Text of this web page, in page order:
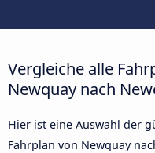
Vergleiche alle
Newquay nach
Hier ist eine Auswahl der
Fahrplan von Newquay